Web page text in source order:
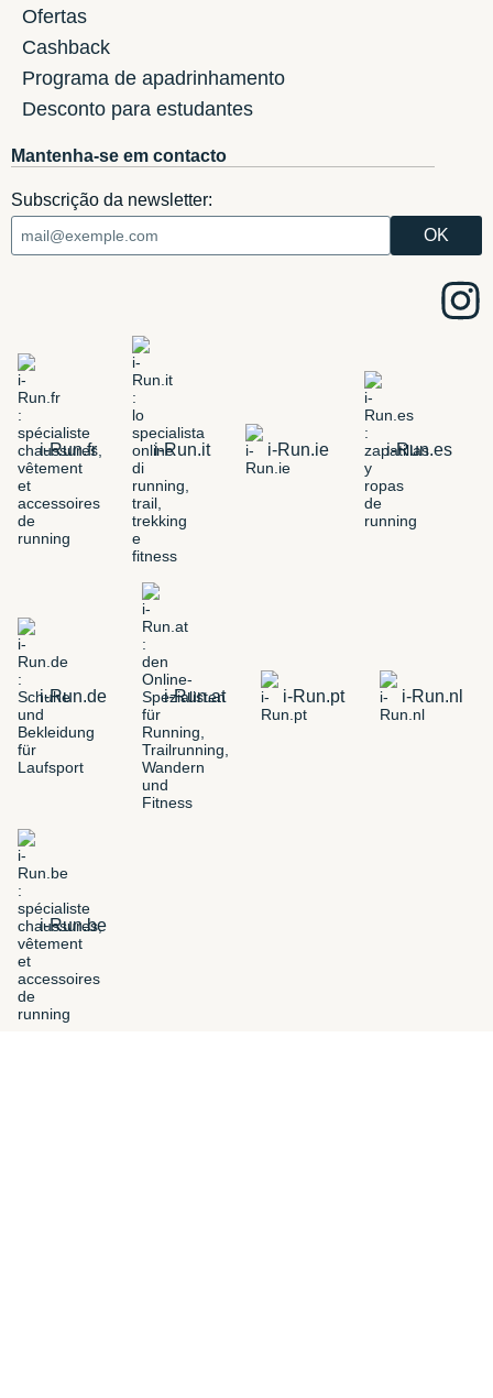
Ofertas
Cashback
Programa de apadrinhamento
Desconto para estudantes
Mantenha-se em contacto
Subscrição da newsletter:
i-Run.fr i-Run.it i-Run.ie i-Run.es
i-Run.de i-Run.at i-Run.pt i-Run.nl
i-Run.be